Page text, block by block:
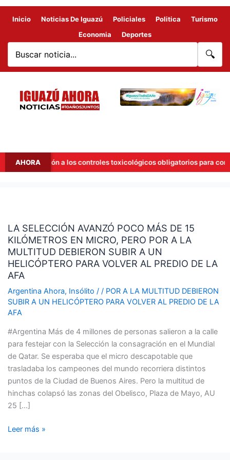
Inicio Noticias De Iguazú Policiales Politica
Turismo
Economia
Deportes
🔍
AHORA
la adhesión a los controles toxicológicos obligatorios para
LA SELECCIÓN AVANZÓ POCO MÁS DE 15
KILÓMETROS EN MICRO, PERO POR A LA
MULTITUD DEBIERON SUBIR A UN
HELICÓPTERO PARA VOLVER AL PREDIO DE LA
AFA
Argentina Ahora, Insólito / / POR A LA MULTITUD DEBIERON
SUBIR A UN HELICÓPTERO PARA VOLVER AL PREDIO DE LA
AFA
#Argentina Más de 4 millones de personas salieron a la calle
para festejar con la Selección la consagración en el Mundial
de Qatar. Se esperaba que el micro descapotable que
trasladaba los campeones del mundo recorriera distintos
puntos de la Ciudad de Buenos Aires. Pero la multitud de
hinchas colapsó las zonas del Obelisco, Plaza de Mayo, AU
25 […]
AVANZÓ
POCO
MÁS
DE
15
KILÓMETROS
EN
MICRO,
PERO
A
LA
MULTITUD
DEBIERON
SUBIR
UN
Leer más »